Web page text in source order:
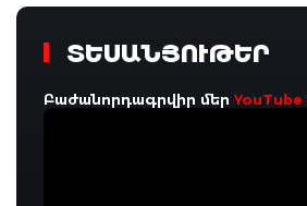
ՏԵՍԱՆՅՈՒԹԵՐ
Բաժանորդագրվիր մերYouTube